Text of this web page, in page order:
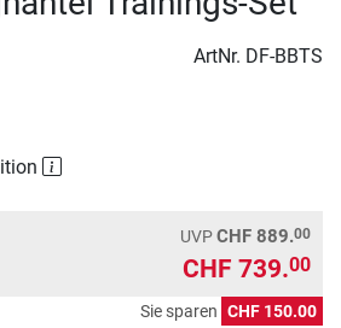
ArtNr. DF-BBTS
UVPCHF 889.00
CHF 739.00
Sie sparen CHF 150.00